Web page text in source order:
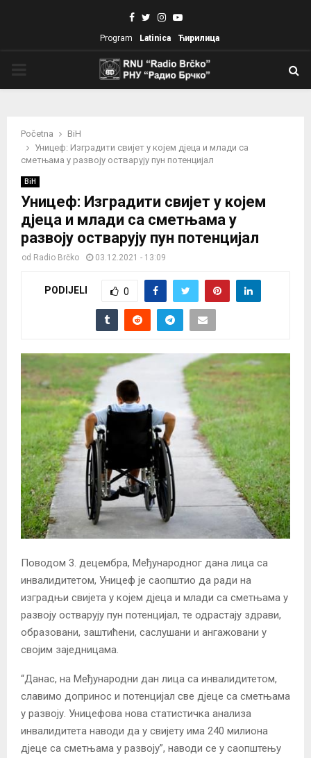
Facebook
TwitterInstagram
Youtube
Program Latinica Ћирилица
Početna
BiH
Уницеф: Изградити свијет у којем дјеца и млади са
сметњама у развоју остварују пун потенцијал
BiH
Уницеф: Изградити свијет у којем
дјеца и млади са сметњама у
развоју остварују пун потенцијал
od Radio Brčko 03.12.2021 - 13:09
PODIJELI 0
Поводом 3. децембра, Међународног дана лица са
инвалидитетом, Уницеф је саопштио да ради на
изградњи свијета у којем дјеца и млади са сметњама у
развоју остварују пун потенцијал, те одрастају здрави,
образовани, заштићени, саслушани и ангажовани у
својим заједницама.
“Данас, на Међународни дан лица са инвалидитетом,
славимо допринос и потенцијал све дјеце са сметњама
у развоју. Уницефова нова статистичка анализа
инвалидитета наводи да у свијету има 240 милиона
дјеце са сметњама у развоју”, наводи се у саопштењу